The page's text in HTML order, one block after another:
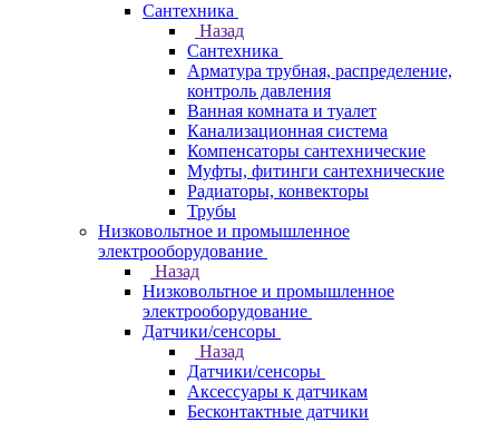
Сантехника
Назад
Сантехника
Арматура трубная, распределение,
контроль давления
Ванная комната и туалет
Канализационная система
Компенсаторы сантехнические
Муфты, фитинги сантехнические
Радиаторы, конвекторы
Трубы
Низковольтное и промышленное
электрооборудование
Назад
Низковольтное и промышленное
электрооборудование
Датчики/сенсоры
Назад
Датчики/сенсоры
Аксессуары к датчикам
Бесконтактные датчики